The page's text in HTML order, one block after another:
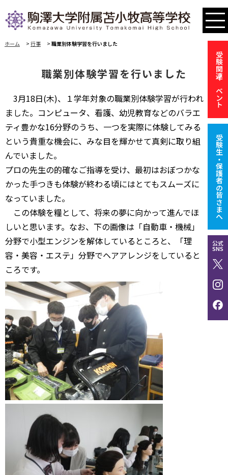
受験関連イベント
受験生・保護者の皆さまへ
公式
SNS
ホーム > 行事 > 職業別体験学習を行いました
職業別体験学習を行いました
3月18日(木)、１学年対象の職業別体験学習が行われ
ました。コンピュータ、看護、幼児教育などのバラエ
ティ豊かな16分野のうち、一つを実際に体験してみる
という貴重な機会に、みな目を輝かせて真剣に取り組
んでいました。
プロの先生の的確なご指導を受け、最初はおぼつかな
かった手つきも体験が終わる頃にはとてもスムーズに
なっていました。
この体験を糧として、将来の夢に向かって進んでほ
しいと思います。なお、下の画像は「自動車・機械」
分野で小型エンジンを解体しているところと、「理
容・美容・エステ」分野でヘアアレンジをしていると
ころです。